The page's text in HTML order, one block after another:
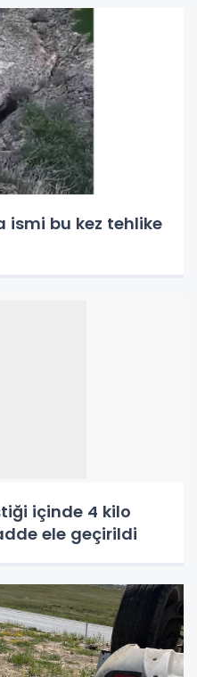
ismi bu kez tehlike
içinde 4 kilo
ele geçirildi